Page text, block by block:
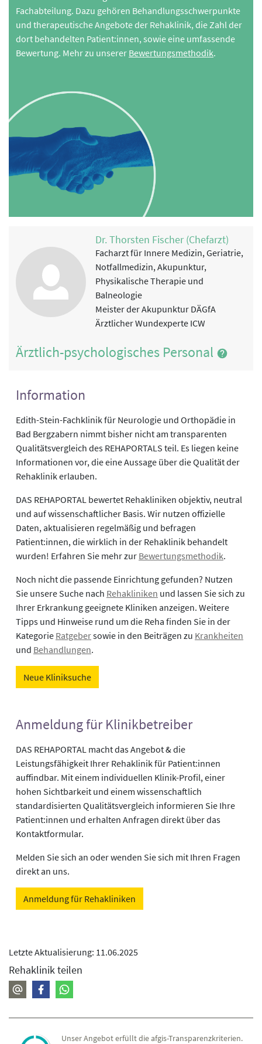
Fachabteilung. Dazu gehören Behandlungsschwerpunkte
und therapeutische Angebote der Rehaklinik, die Zahl der
dort behandelten Patient:innen, sowie eine umfassende
Bewertung. Mehr zu unserer Bewertungsmethodik.
Dr. Thorsten Fischer (Chefarzt)
Facharzt für Innere Medizin, Geriatrie,
Notfallmedizin, Akupunktur,
Physikalische Therapie und
Balneologie
Meister der Akupunktur DÄGfA
Ärztlicher Wundexperte ICW
Ärztlich-psychologisches Personal
Information
Edith-Stein-Fachklinik für Neurologie und Orthopädie in
Bad Bergzabern nimmt bisher nicht am transparenten
Qualitätsvergleich des REHAPORTALS teil. Es liegen keine
Informationen vor, die eine Aussage über die Qualität der
Rehaklinik erlauben.
DAS REHAPORTAL bewertet Rehakliniken objektiv, neutral
und auf wissenschaftlicher Basis. Wir nutzen offizielle
Daten, aktualisieren regelmäßig und befragen
Patient:innen, die wirklich in der Rehaklinik behandelt
wurden! Erfahren Sie mehr zur Bewertungsmethodik.
Noch nicht die passende Einrichtung gefunden? Nutzen
Sie unsere Suche nach Rehakliniken und lassen Sie sich zu
Ihrer Erkrankung geeignete Kliniken anzeigen. Weitere
Tipps und Hinweise rund um die Reha finden Sie in der
Kategorie Ratgebersowie in den Beiträgen zu Krankheiten
und Behandlungen.
Neue Kliniksuche
Anmeldung für Klinikbetreiber
DAS REHAPORTAL macht das Angebot & die
Leistungsfähigkeit Ihrer Rehaklinik für Patient:innen
auffindbar. Mit einem individuellen Klinik-Profil, einer
hohen Sichtbarkeit und einem wissenschaftlich
standardisierten Qualitätsvergleich informieren Sie Ihre
Patient:innen und erhalten Anfragen direkt über das
Kontaktformular.
Melden Sie sich an oder wenden Sie sich mit Ihren Fragen
direkt an uns.
Anmeldung für Rehakliniken
Letzte Aktualisierung: 11.06.2025
Rehaklinik teilen
Unser Angebot erfüllt die afgis-Transparenzkriterien.